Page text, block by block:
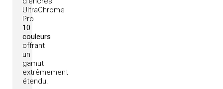
UltraChrome
Pro
10
couleurs
offrant
un
gamut
extrêmement
étendu.